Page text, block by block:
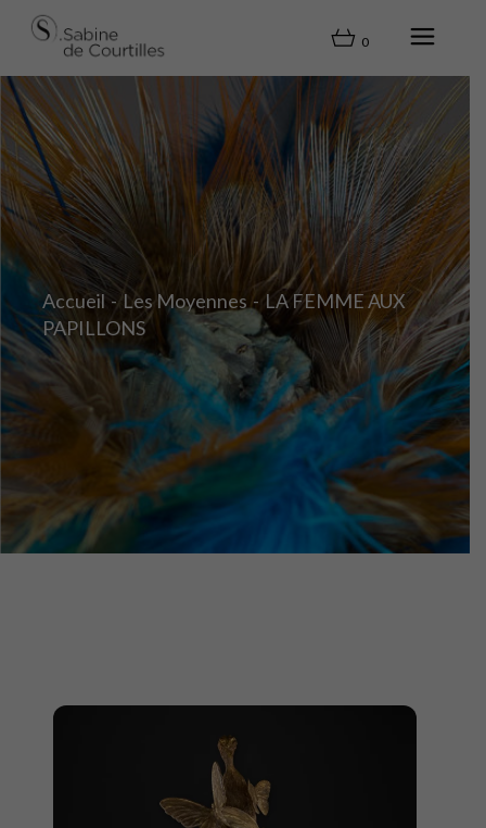
0
Accueil Les Moyennes
LA FEMME AUX
PAPILLONS